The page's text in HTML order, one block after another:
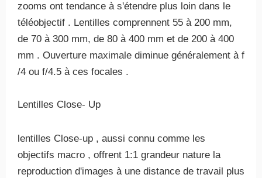
zooms ont tendance à s'étendre plus loin dans le
téléobjectif . Lentilles comprennent 55 à 200 mm,
de 70 à 300 mm, de 80 à 400 mm et de 200 à 400
mm . Ouverture maximale diminue généralement à f
/4 ou f/4.5 à ces focales .
Lentilles Close- Up
lentilles Close-up , aussi connu comme les
objectifs macro , offrent 1:1 grandeur nature la
reproduction d'images à une distance de travail plus